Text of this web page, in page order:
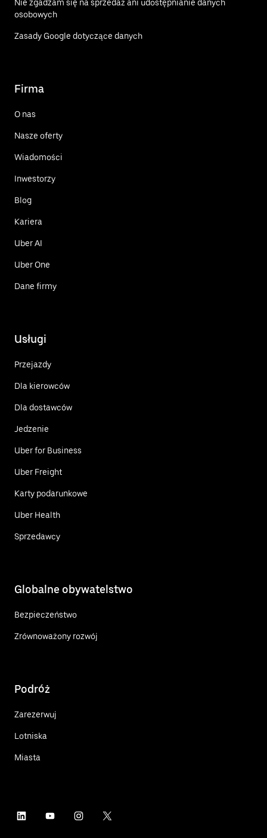
Nie zgadzam się na sprzedaż ani udostępnianie danych
osobowych
Zasady Google dotyczące danych
Firma
O nas
Nasze oferty
Wiadomości
Inwestorzy
Blog
Kariera
Uber AI
Uber One
Dane firmy
Usługi
Przejazdy
Dla kierowców
Dla dostawców
Jedzenie
Uber for Business
Uber Freight
Karty podarunkowe
Uber Health
Sprzedawcy
Globalne obywatelstwo
Bezpieczeństwo
Zrównoważony rozwój
Podróż
Zarezerwuj
Lotniska
Miasta